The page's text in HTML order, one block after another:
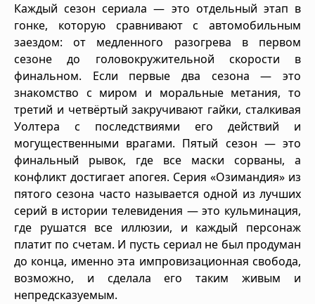
Каждый сезон сериала — это отдельный этап в
гонке, которую сравнивают с автомобильным
заездом: от медленного разогрева в первом
сезоне до головокружительной скорости в
финальном. Если первые два сезона — это
знакомство с миром и моральные метания, то
третий и четвёртый закручивают гайки, сталкивая
Уолтера с последствиями его действий и
могущественными врагами. Пятый сезон — это
финальный рывок, где все маски сорваны, а
конфликт достигает апогея. Серия «Озимандия» из
пятого сезона часто называется одной из лучших
серий в истории телевидения — это кульминация,
где рушатся все иллюзии, и каждый персонаж
платит по счетам. И пусть сериал не был продуман
до конца, именно эта импровизационная свобода,
возможно, и сделала его таким живым и
непредсказуемым.